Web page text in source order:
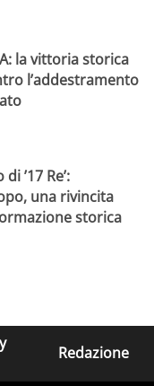
la vittoria storica
l’addestramento
’17 Re’:
una rivincita
storica
Redazione